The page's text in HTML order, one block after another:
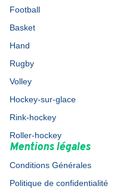
Football
Basket
Hand
Rugby
Volley
Hockey-sur-glace
Rink-hockey
Roller-hockey
Mentions légales
Conditions Générales
Politique de confidentialité